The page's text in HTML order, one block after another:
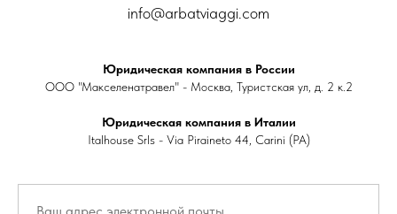
info@arbatviaggi.com
Юридическая компания в России
ООО "Макселенатравел" - Москва, Туристская ул, д. 2 к.2
Юридическая компания в Италии
Italhouse Srls - Via Piraineto 44, Carini (PA)